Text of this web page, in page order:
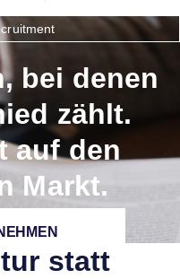
bei denen
zählt.
auf den
Markt.
statt